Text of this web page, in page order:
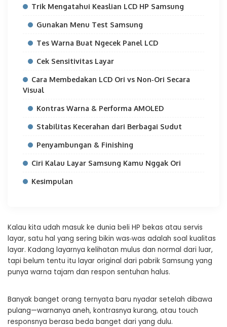
Trik Mengatahui Keaslian LCD HP Samsung
Gunakan Menu Test Samsung
Tes Warna Buat Ngecek Panel LCD
Cek Sensitivitas Layar
Cara Membedakan LCD Ori vs Non‑Ori Secara
Visual
Kontras Warna & Performa AMOLED
Stabilitas Kecerahan dari Berbagai Sudut
Penyambungan & Finishing
Ciri Kalau Layar Samsung Kamu Nggak Ori
Kesimpulan
Kalau kita udah masuk ke dunia beli HP bekas atau servis
layar, satu hal yang sering bikin was‑was adalah soal kualitas
layar. Kadang layarnya kelihatan mulus dan normal dari luar,
tapi belum tentu itu layar original dari pabrik Samsung yang
punya warna tajam dan respon sentuhan halus.
Banyak banget orang ternyata baru nyadar setelah dibawa
pulang—warnanya aneh, kontrasnya kurang, atau touch
responsnya berasa beda banget dari yang dulu.